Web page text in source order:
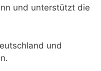
und unterstützt die
und